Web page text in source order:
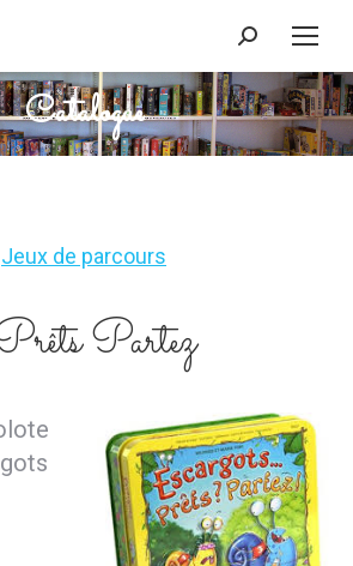
Recherche
:
Catalogue
Vous êtes ici :
Jeux de parcours
Partez